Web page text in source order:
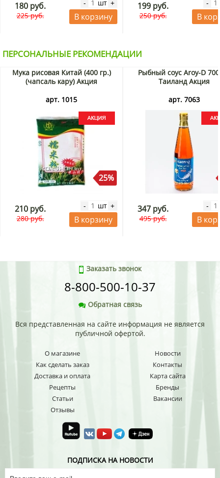
180 руб.
225 руб.
- шт +
В корзину
199 руб.
250 руб.
-
В
ПЕРСОНАЛЬНЫЕ РЕКОМЕНДАЦИИ
Мука рисовая Китай (400 гр.)
(чапсаль кару) Акция
арт. 1015
25%
210 руб.
280 руб.
- шт +
В корзину
Рыбный соус Aroy-D
Таиланд Акция
арт. 7063
347 руб.
495 руб.
-
В
Заказать звонок
8-800-500-10-37
Обратная связь
Вся представленная на сайте информация не является
публичной офертой.
О магазине
Как сделать заказ
Доставка и оплата
Рецепты
Статьи
Отзывы
Новости
Контакты
Карта сайта
Бренды
Вакансии
ПОДПИСКА НА НОВОСТИ